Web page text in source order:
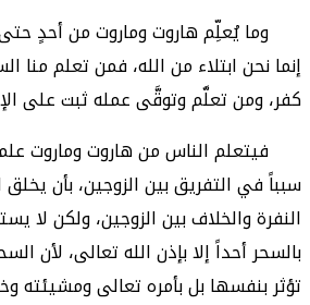
وما يُعلِّم هاروت وماروت من أحدٍ حتى
إنما نحن ابتلاء من الله، فمن تعلم منا
كفر، ومن تعلَّم وتوقَّى عمله ثبت على
فيتعلم الناس من هاروت وماروت
سبباً في التفريق بين الزوجين، بأن
النفرة والخلاف بين الزوجين، ولكن لا
بالسحر أحداً إلا بإذن الله تعالى، لأن
تؤثر بنفسها بل بأمره تعالى ومشيئته